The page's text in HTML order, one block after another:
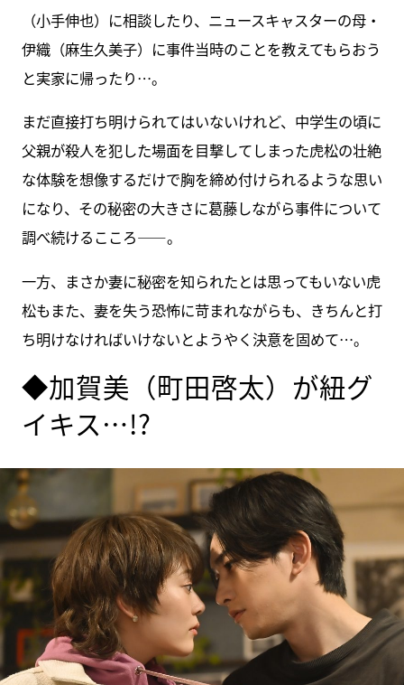
（小手伸也）に相談したり、ニュースキャスターの母・
伊織（麻生久美子）に事件当時のことを教えてもらおう
と実家に帰ったり…。
まだ直接打ち明けられてはいないけれど、中学生の頃に
父親が殺人を犯した場面を目撃してしまった虎松の壮絶
な体験を想像するだけで胸を締め付けられるような思い
になり、その秘密の大きさに葛藤しながら事件について
調べ続けるこころ――。
一方、まさか妻に秘密を知られたとは思ってもいない虎
松もまた、妻を失う恐怖に苛まれながらも、きちんと打
ち明けなければいけないとようやく決意を固めて…。
◆加賀美（町田啓太）が紐グ
イキス…!?